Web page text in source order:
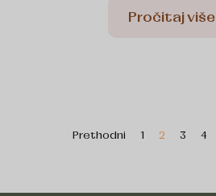
Pročitaj više
Prethodni 1 2 3 4